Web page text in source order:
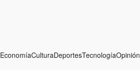
EconomíaCulturaDeportesTecnologíaOpinión